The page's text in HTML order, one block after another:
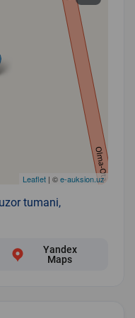
Leaflet| ©e-auksion.uz
tumani,
Yandex
Maps